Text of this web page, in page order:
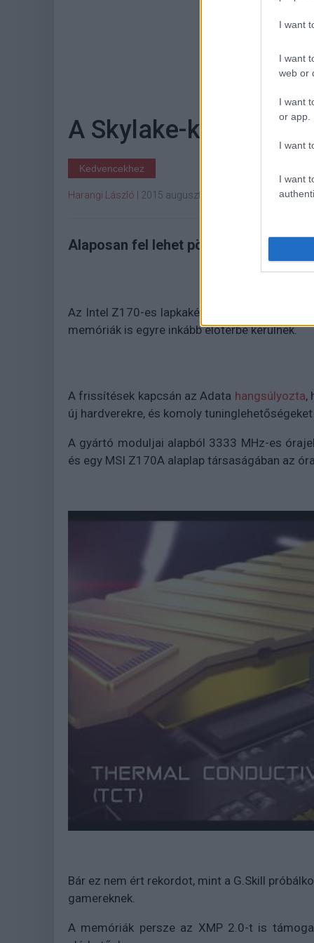
I want
I want
web or
I want
or app.
I want
I want
A Skylake-kel
Kedvencekhez
Harangi László 2015 augusztus 7. 15:05
Alaposan fel lehet pörgetni az XPG Z1
Az Intel Z170-es lapkakészletének és a
memóriák is egyre inkább előtérbe kerülnek.
A frissítések kapcsán az Adata hangsúlyozta,
új hardverekre, és komoly
A gyártó moduljai alapból 3333 MHz-es
és egy MSI Z170A alaplap társaságában az
Bár ez nem ért rekordot, mint a G.Skill
gamereknek.
A memóriák persze az XMP 2.0-t is